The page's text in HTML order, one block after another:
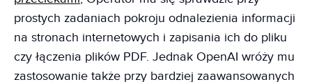
prostych zadaniach pokroju odnalezienia informacji
na stronach internetowych i zapisania ich do pliku
czy łączenia plików PDF. Jednak OpenAI wróży mu
zastosowanie także przy bardziej zaawansowanych